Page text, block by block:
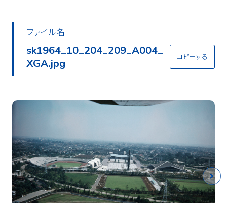
ファイル名
sk1964_10_204_209_A001_
XGA.jpg
コピーする